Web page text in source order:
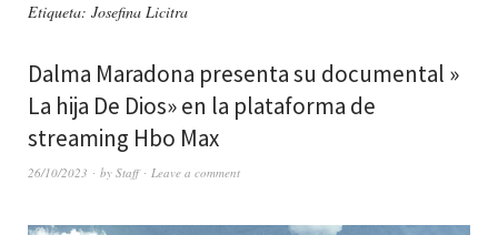
Etiqueta: Josefina Licitra
Dalma Maradona presenta su documental »
La hija De Dios» en la plataforma de
streaming Hbo Max
26/10/2023 by Staff Leave a comment